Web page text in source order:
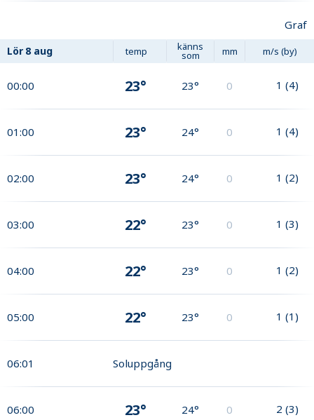
Graf
Lör 8 aug temp känns
som mm m/s (by)
00:00 23° 23° 0 1 (4)
01:00 23° 24° 0 1 (4)
02:00 23° 24° 0 1 (2)
03:00 22° 23° 0 1 (3)
04:00 22° 23° 0 1 (2)
05:00 22° 23° 0 1 (1)
06:01 Soluppgång
06:00 23° 24° 0 2 (3)